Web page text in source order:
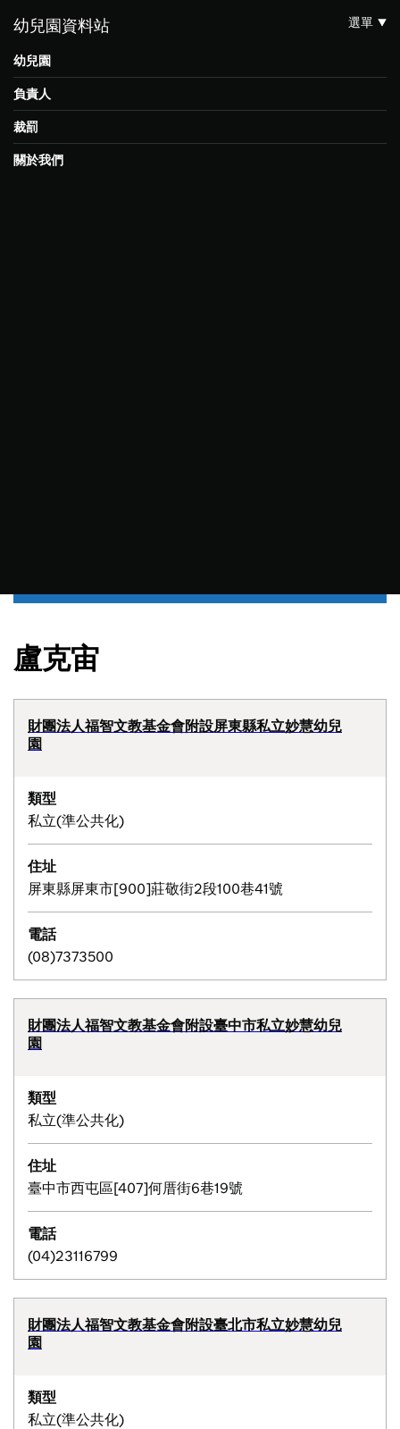
幼兒園資料站 選單
幼兒園
負責人
裁罰
關於我們
盧克宙
財團法人福智文教基金會附設屏東縣私立妙慧幼兒
園
類型
私立(準公共化)
住址
屏東縣屏東市[900]莊敬街2段100巷41號
電話
(08)7373500
財團法人福智文教基金會附設臺中市私立妙慧幼兒
園
類型
私立(準公共化)
住址
臺中市西屯區[407]何厝街6巷19號
電話
(04)23116799
財團法人福智文教基金會附設臺北市私立妙慧幼兒
園
類型
私立(準公共化)